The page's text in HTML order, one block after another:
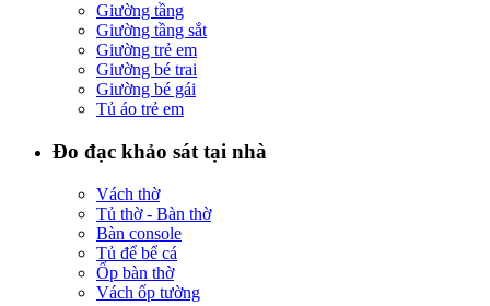
Giường tầng
Giường tầng sắt
Giường trẻ em
Giường bé trai
Giường bé gái
Tủ áo trẻ em
Đo đạc khảo sát tại nhà
Vách thờ
Tủ thờ - Bàn thờ
Bàn console
Tủ để bể cá
Ốp bàn thờ
Vách ốp tường